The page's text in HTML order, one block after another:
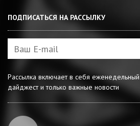
ПОДПИСАТЬСЯ НА РАССЫЛКУ
Рассылка включает в себя еженедельный
дайджест и только важные новости